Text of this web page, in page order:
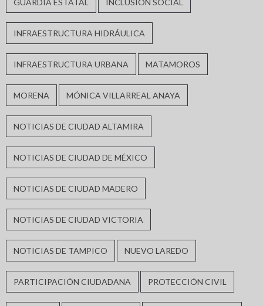
GUARDIA ESTATAL INCLUSIÓN SOCIAL
INFRAESTRUCTURA HIDRÁULICA
INFRAESTRUCTURA URBANA MATAMOROS
MORENA MÓNICA VILLARREAL ANAYA
NOTICIAS DE CIUDAD ALTAMIRA
NOTICIAS DE CIUDAD DE MÉXICO
NOTICIAS DE CIUDAD MADERO
NOTICIAS DE CIUDAD VICTORIA
NOTICIAS DE TAMPICO NUEVO LAREDO
PARTICIPACIÓN CIUDADANA PROTECCIÓN CIVIL